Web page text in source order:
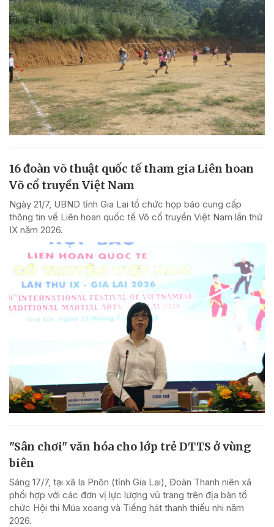
16 đoàn võ thuật quốc tế tham gia Liên hoan
Võ cổ truyền Việt Nam
Ngày 21/7, UBND tỉnh Gia Lai tổ chức họp báo cung cấp
thông tin về Liên hoan quốc tế Võ cổ truyền Việt Nam lần thứ
IX năm 2026.
"Sân chơi" văn hóa cho lớp trẻ DTTS ở vùng
biên
Sáng 17/7, tại xã Ia Pnôn (tỉnh Gia Lai), Đoàn Thanh niên xã
phối hợp với các đơn vị lực lượng vũ trang trên địa bàn tổ
chức Hội thi Múa xoang và Tiếng hát thanh thiếu nhi năm
2026.